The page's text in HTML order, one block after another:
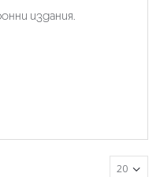
издания.